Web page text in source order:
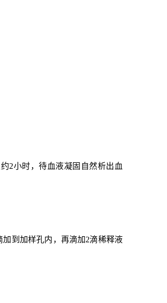
2小时，待血液凝固 自然析出血
到加样孔内，再滴加2滴稀释液